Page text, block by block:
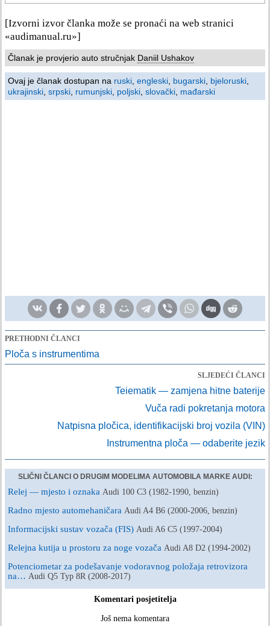
[Izvorni izvor članka može se pronaći na web stranici
«audimanual.ru»]
Članak je provjerio auto stručnjak Daniil Ushakov
Ovaj je članak dostupan na ruski engleski bugarski bjeloruski
ukrajinski srpski rumunjski poljski slovački mađarski
PRETHODNI ČLANCI
Ploča s instrumentima
SLJEDEĆI ČLANCI
Teiematik — zamjena hitne baterije
Vuča radi pokretanja motora
Natpisna pločica, identifikacijski broj vozila (VIN)
Instrumentna ploča — odaberite jezik
SLIČNI ČLANCI O DRUGIM MODELIMA AUTOMOBILA MARKE AUDI:
Relej — mjesto i oznaka Audi 100 C3 (1982-1990, benzin)
Radno mjesto automehaničara Audi A4 B6 (2000-2006, benzin)
Informacijski sustav vozača (FIS) Audi A6 C5 (1997-2004)
Relejna kutija u prostoru za noge vozača Audi A8 D2 (1994-2002)
Potenciometar za podešavanje vodoravnog položaja retrovizora
na… Audi Q5 Typ 8R (2008-2017)
Komentari posjetitelja
Još nema komentara